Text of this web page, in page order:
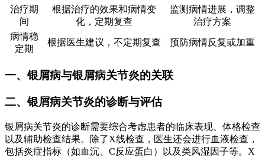
治疗期
间
根据治疗的效果和病情变
化，定期复查
监测病情进展，调整
治疗方案
病情稳
定期
根据医生建议，不定期复查 预防病情反复或加重
一、银屑病与银屑病关节炎的关联
二、银屑病关节炎的诊断与评估
银屑病关节炎的诊断需要综合考虑患者的临床表现、体格检查
以及辅助检查结果。除了X线检查，医生还会进行血液检查，
包括炎症指标（如血沉、C反应蛋白）以及类风湿因子等。X